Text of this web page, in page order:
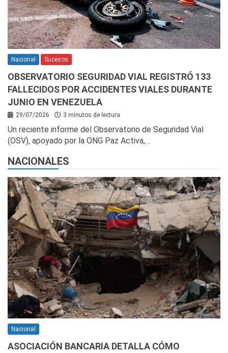
Nacional Sucesos
OBSERVATORIO SEGURIDAD VIAL REGISTRÓ 133
FALLECIDOS POR ACCIDENTES VIALES DURANTE
JUNIO EN VENEZUELA
29/07/2026 3 minutos de lectura
Un reciente informe del Observatorio de Seguridad Vial
(OSV), apoyado por la ONG Paz Activa,…
NACIONALES
Nacional
ASOCIACIÓN BANCARIA DETALLA CÓMO